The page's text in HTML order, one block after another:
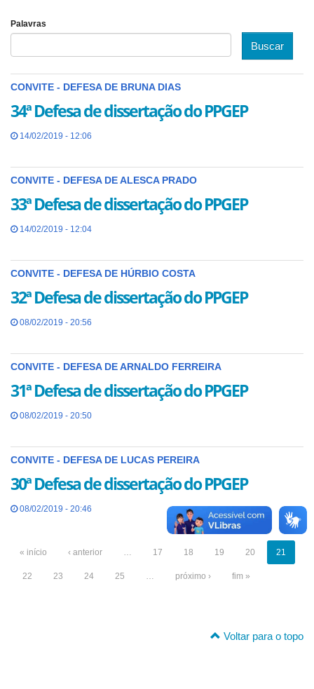
Palavras
Buscar
CONVITE - DEFESA DE BRUNA DIAS
34ª Defesa de dissertação do PPGEP
14/02/2019 - 12:06
CONVITE - DEFESA DE ALESCA PRADO
33ª Defesa de dissertação do PPGEP
14/02/2019 - 12:04
CONVITE - DEFESA DE HÚRBIO COSTA
32ª Defesa de dissertação do PPGEP
08/02/2019 - 20:56
CONVITE - DEFESA DE ARNALDO FERREIRA
31ª Defesa de dissertação do PPGEP
08/02/2019 - 20:50
CONVITE - DEFESA DE LUCAS PEREIRA
30ª Defesa de dissertação do PPGEP
08/02/2019 - 20:46
« início ‹ anterior 17 18 19 20 21
22 23 24 25 próximo › fim »
Voltar para o topo